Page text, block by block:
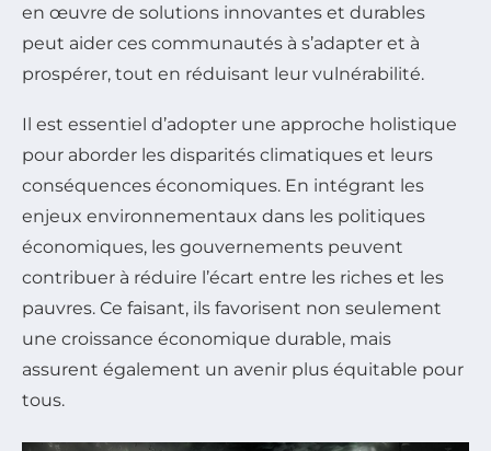
en œuvre de solutions innovantes et durables
peut aider ces communautés à s’adapter et à
prospérer, tout en réduisant leur vulnérabilité.
Il est essentiel d’adopter une approche holistique
pour aborder les disparités climatiques et leurs
conséquences économiques. En intégrant les
enjeux environnementaux dans les politiques
économiques, les gouvernements peuvent
contribuer à réduire l’écart entre les riches et les
pauvres. Ce faisant, ils favorisent non seulement
une croissance économique durable, mais
assurent également un avenir plus équitable pour
tous.